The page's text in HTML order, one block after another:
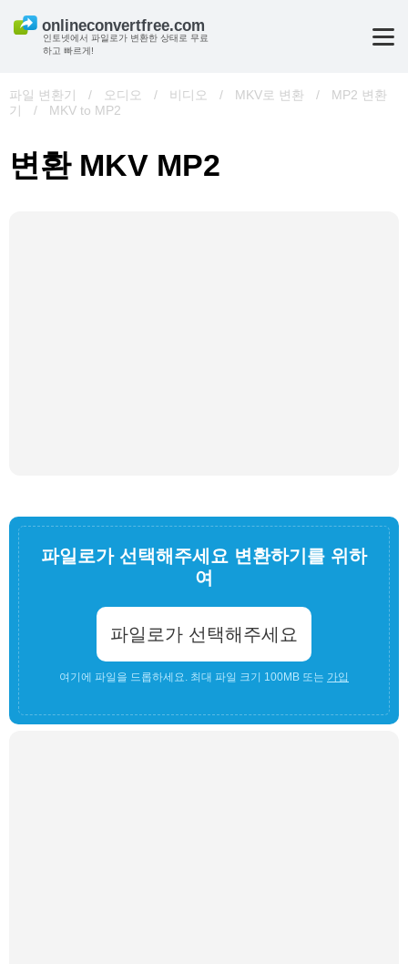
인토넷에서 파일로가 변환한 상태로 무료
하고 빠르게!
파일 변환기 / 오디오 / 비디오 / MKV로 변환 /
MP2 변환
기
/ MKV to MP2
변환 MKV MP2
파일로가 선택해주세요 변환하기를 위하
여
파일로가 선택해주세요
여기에 파일을 드롭하세요. 최대 파일 크기 100MB 또는 가입